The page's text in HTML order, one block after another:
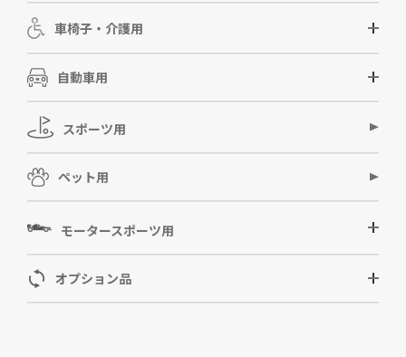
車椅子・介護用
自動車用
スポーツ用
ペット用
モータースポーツ用
オプション品